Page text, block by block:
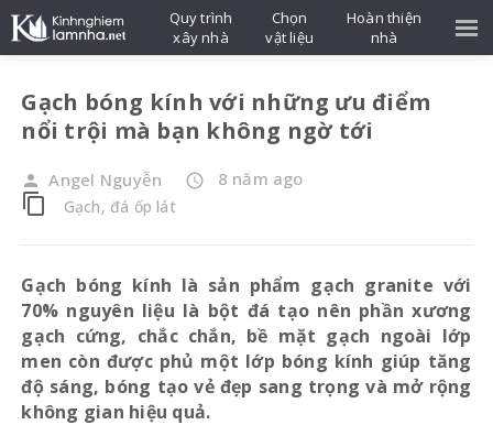
Gạch bóng kính với những ưu điểm
nổi trội mà bạn không ngờ tới
person Angel Nguyễn access_time 8 năm ago
content_copy Gạch, đá ốp lát
Gạch bóng kính là sản phẩm gạch granite với
70% nguyên liệu là bột đá tạo nên phần xương
gạch cứng, chắc chắn, bề mặt gạch ngoài lớp
men còn được phủ một lớp bóng kính giúp tăng
độ sáng, bóng tạo vẻ đẹp sang trọng và mở rộng
không gian hiệu quả.
Quy trình
xây nhà
Chọn
vật liệu
Hoàn thiện
nhà